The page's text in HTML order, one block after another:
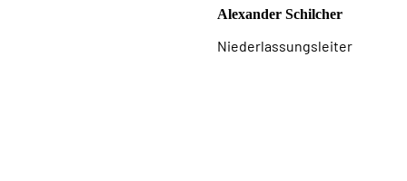
Alexander Schilcher
Niederlassungsleiter